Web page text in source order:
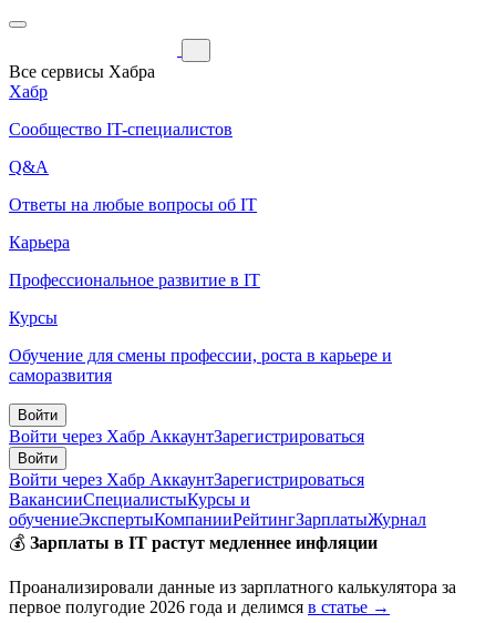
Все сервисы Хабра
Хабр
Сообщество IT-специалистов
Q&A
Ответы на любые вопросы об IT
Карьера
Профессиональное развитие в IT
Курсы
Обучение для смены профессии, роста в карьере и
саморазвития
Войти
Войти через Хабр АккаунтЗарегистрироваться
Войти
Войти через Хабр АккаунтЗарегистрироваться
ВакансииСпециалистыКурсы и
обучениеЭкспертыКомпанииРейтингЗарплатыЖурнал
💰 Зарплаты в IT растут медленнее инфляции
Проанализировали данные из зарплатного калькулятора за
первое полугодие 2026 года и делимся в статье →